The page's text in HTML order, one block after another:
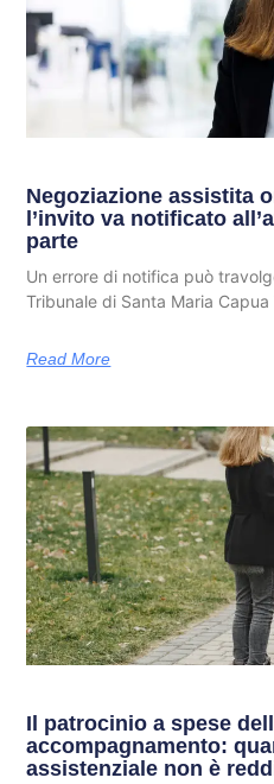
Negoziazione assistita
l’invito va notificato
parte
Un errore di notifica può
Tribunale di Santa Maria
Read More
Il patrocinio a spese
accompagnamento:
assistenziale non è